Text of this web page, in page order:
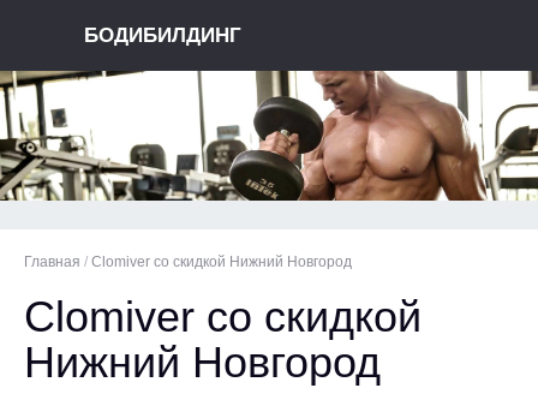
БОДИБИЛДИНГ
Главная / Clomiver со скидкой Нижний Новгород
Clomiver со скидкой
Нижний Новгород